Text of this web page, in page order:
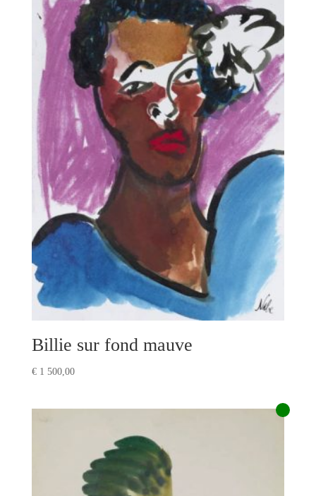
Billie sur fond mauve
€1 500,00